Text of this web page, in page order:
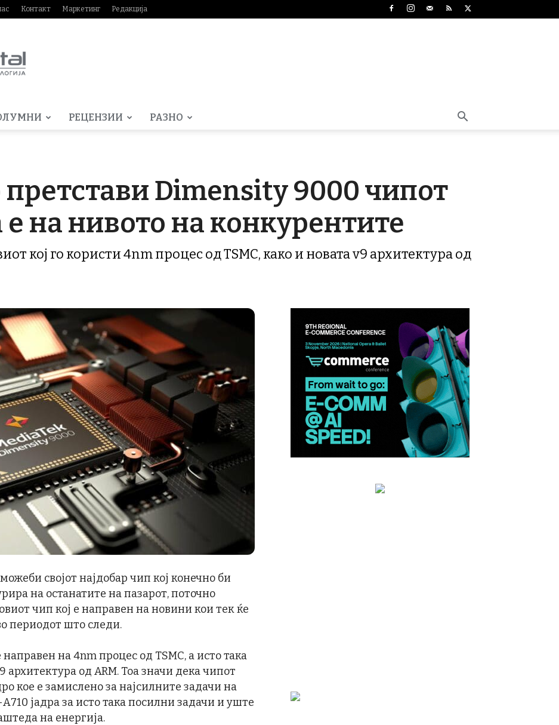
Контакт Маркетинг Редакција
РЕЦЕНЗИИ РАЗНО
претстави Dimensity 9000 чипот
е на нивото на конкурентите
кој го користи 4nm процес од TSMC, како и новата v9 архитектура од
својот најдобар чип кој конечно би
на останатите на пазарот, поточно
чип кој е направен на новини кои тек ќе
периодот што следи.
на 4nm процес од TSMC, а исто така
архитектура од ARM. Тоа значи дека чипот
кое е замислено за најсилните задачи на
јадра за исто така посилни задачи и уште
на енергија.